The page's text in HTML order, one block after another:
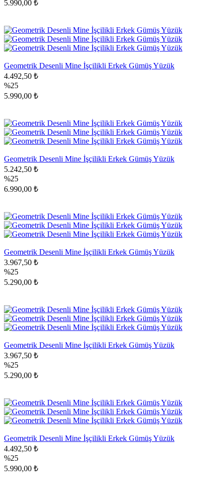
5.990,00 ₺
Geometrik Desenli Mine İşçilikli Erkek Gümüş Yüzük
4.492,50 ₺
%25
5.990,00 ₺
Geometrik Desenli Mine İşçilikli Erkek Gümüş Yüzük
5.242,50 ₺
%25
6.990,00 ₺
Geometrik Desenli Mine İşçilikli Erkek Gümüş Yüzük
3.967,50 ₺
%25
5.290,00 ₺
Geometrik Desenli Mine İşçilikli Erkek Gümüş Yüzük
3.967,50 ₺
%25
5.290,00 ₺
Geometrik Desenli Mine İşçilikli Erkek Gümüş Yüzük
4.492,50 ₺
%25
5.990,00 ₺